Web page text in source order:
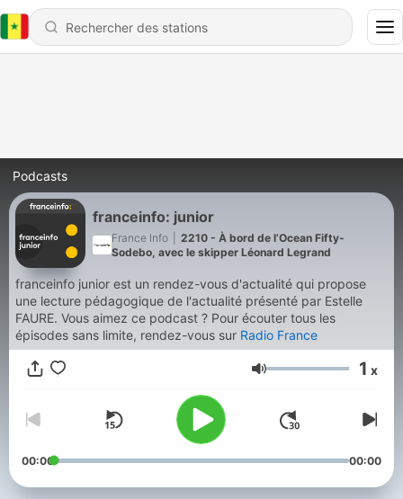
Podcasts
franceinfo: junior
France Info
2210 - À bord de l’Ocean Fifty-
Sodebo, avec le skipper Léonard Legrand
franceinfo junior est un rendez-vous d'actualité qui propose
une lecture pédagogique de l'actualité présenté par Estelle
FAURE. Vous aimez ce podcast ? Pour écouter tous les
épisodes sans limite, rendez-vous sur Radio France
Volume 1 x
00:00 00:00